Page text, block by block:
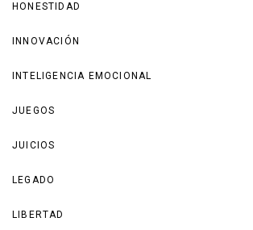
HONESTIDAD
INNOVACIÓN
INTELIGENCIA EMOCIONAL
JUEGOS
JUICIOS
LEGADO
LIBERTAD